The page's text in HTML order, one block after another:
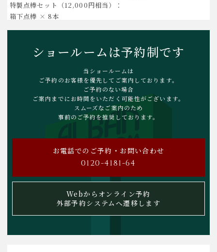
特製点棒セット（12,000円相当）：
箱下点棒 × 8本
対応可能！万が一の紛失時も安心です。
弊社ホームページにて、クーポンコードを利用して「スリムヴ
ォイススコア」をご購入いただいた方
※「スリムヴォイス」はキャンペーン対象外となりますのでご
⏳ ２０２６年８月末まで 【限定１００台】
※予定数に達し次第終了となりますので、お早めに！
【重要】価格表示の統合および特典拡充のお知らせ
ショールームは予約制です
当ショールームは
ご予約のお客様を優先してご案内しております。
ご予約のない場合
ご案内までにお時間をいただく可能性がございます。
スムーズなご案内のため
事前のご予約を推奨しております。
お電話でのご予約・お問い合わせ
0120-4181-64
Webからオンライン予約
外部予約システムへ遷移します